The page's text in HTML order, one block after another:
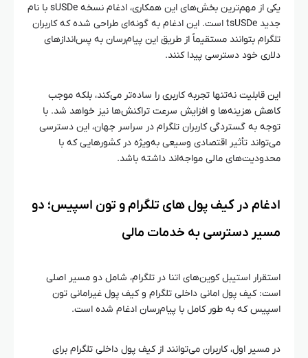
یکی از مهم‌ترین بخش‌های این همکاری، ادغام نسخه sUSDe با نام
جدید tsUSDe است. این ادغام به گونه‌ای طراحی شده که کاربران
تلگرام بتوانند مستقیماً از طریق این پیام‌رسان به پس‌اندازهای
دلاری خود دسترسی پیدا کنند.
این قابلیت نه‌تنها تجربه کاربری را ساده‌تر می‌کند، بلکه موجب
کاهش هزینه‌ها و افزایش سرعت تراکنش‌ها نیز خواهد شد. با
توجه به گستردگی کاربران تلگرام در سراسر جهان، این دسترسی
می‌تواند تأثیر اقتصادی وسیعی به‌ویژه در کشورهایی که با
محدودیت‌های مالی مواجه‌اند داشته باشد.
ادغام در کیف پول‌ های تلگرام و تون اسپیس؛ دو
مسیر دسترسی به خدمات مالی
استقرار استیبل کوین‌های اتنا در تلگرام، شامل دو مسیر اصلی
است: کیف پول امانی داخلی تلگرام و کیف پول غیرامانی تون
اسپیس که به طور کامل با پیام‌رسان ادغام شده است.
در مسیر اول، کاربران می‌توانند از کیف پول داخلی تلگرام برای